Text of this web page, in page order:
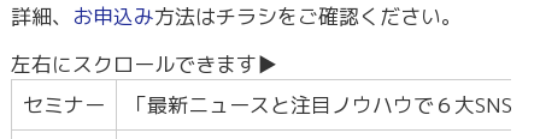
詳細、 お申込み方法はチラシをご確認ください。
セミナー
「最新ニュースと注目ノウハウで６大SNS